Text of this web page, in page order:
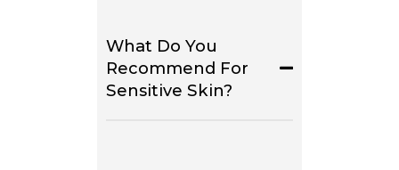
What Do You
Recommend For
Sensitive Skin?